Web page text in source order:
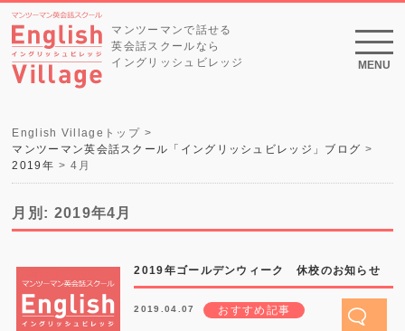
マンツーマンで話せる
英会話スクールなら
イングリッシュビレッジ
MENU
English Villageトップ
マンツーマン英会話スクール「イングリッシュビレッジ」ブログ
2019年
4 月
月別: 2019年4月
2019年ゴールデンウィーク 休校のお知らせ
2019.04.07 おすすめ記事